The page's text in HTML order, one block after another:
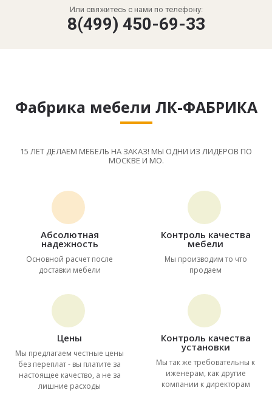
Или свяжитесь с нами по телефону:
8(499) 450-69-33
Фабрика мебели ЛК-ФАБРИКА
15 ЛЕТ ДЕЛАЕМ МЕБЕЛЬ НА ЗАКАЗ! МЫ ОДНИ ИЗ ЛИДЕРОВ ПО
МОСКВЕ И МО.
Абсолютная
надежность
Основной расчет после
доставки мебели
Контроль качества
мебели
Мы производим то что
продаем
Цены
Мы предлагаем честные цены
без переплат - вы платите за
настоящее качество, а не за
лишние расходы
Контроль качества
установки
Мы так же требовательны к
иженерам, как другие
компании к директорам